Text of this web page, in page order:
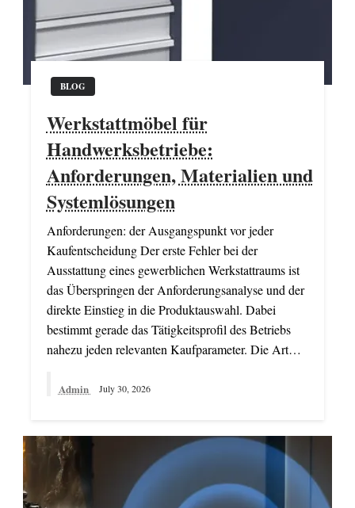
BLOG
Werkstattmöbel für
Handwerksbetriebe:
Anforderungen, Materialien und
Systemlösungen
Anforderungen: der Ausgangspunkt vor jeder
Kaufentscheidung Der erste Fehler bei der
Ausstattung eines gewerblichen Werkstattraums ist
das Überspringen der Anforderungsanalyse und der
direkte Einstieg in die Produktauswahl. Dabei
bestimmt gerade das Tätigkeitsprofil des Betriebs
nahezu jeden relevanten Kaufparameter. Die Art…
Admin July 30, 2026